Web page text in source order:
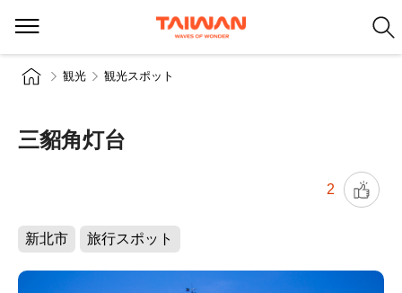
観光 観光スポット
三貂角灯台
2
新北市 旅行スポット